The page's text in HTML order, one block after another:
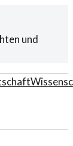
und